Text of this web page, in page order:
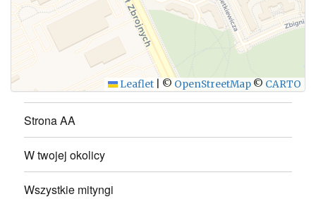
WYŚLIJ
Leaflet © OpenStreetMap © CARTO
Strona AA
W twojej okolicy
Wszystkie mityngi